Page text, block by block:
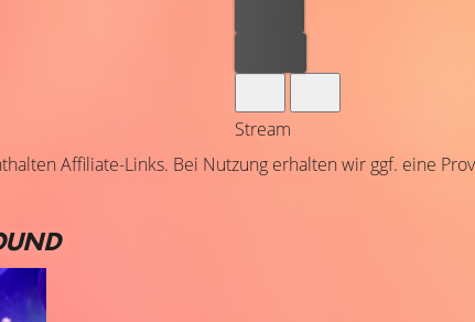
Stream
Affiliate-Links. Bei Nutzung erhalten wir ggf. eine